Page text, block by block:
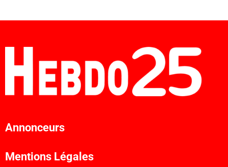
Annonceurs
Mentions Légales